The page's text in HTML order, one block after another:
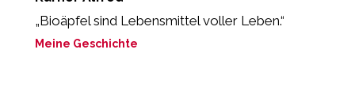
„Bioäpfel sind Lebensmittel voller Leben.“
Meine Geschichte